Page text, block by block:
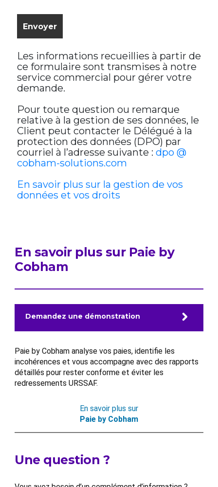
Les informations recueillies à partir de
ce formulaire sont transmises à notre
service commercial pour gérer votre
demande.
Pour toute question ou remarque
relative à la gestion de ses données, le
Client peut contacter le Délégué à la
protection des données (DPO) par
courriel à l’adresse suivante : dpo @
cobham-solutions.com
En savoir plus sur la gestion de vos
données et vos droits
En savoir plus sur Paie by
Cobham
Demandez une démonstration
Paie by Cobham analyse vos paies, identifie les
incohérences et vous accompagne avec des rapports
détaillés pour rester conforme et éviter les
redressements URSSAF.
En savoir plus sur
Paie by Cobham
Une question ?